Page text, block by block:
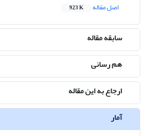
اصل مقاله
923 K
سابقه مقاله
هم رسانی
ارجاع به این مقاله
آمار